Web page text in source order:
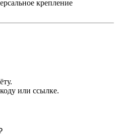
крепление
или ссылке.